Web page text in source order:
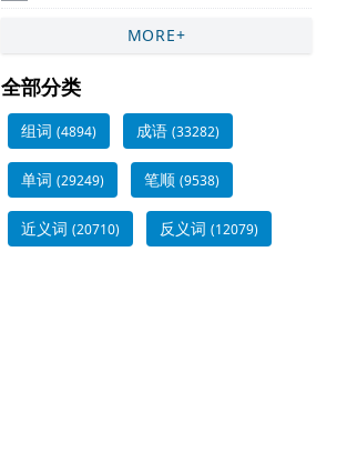
MORE+
全部分类
组词 (4894) 成语 (33282)
单词 (29249) 笔顺 (9538)
近义词 (20710) 反义词 (12079)